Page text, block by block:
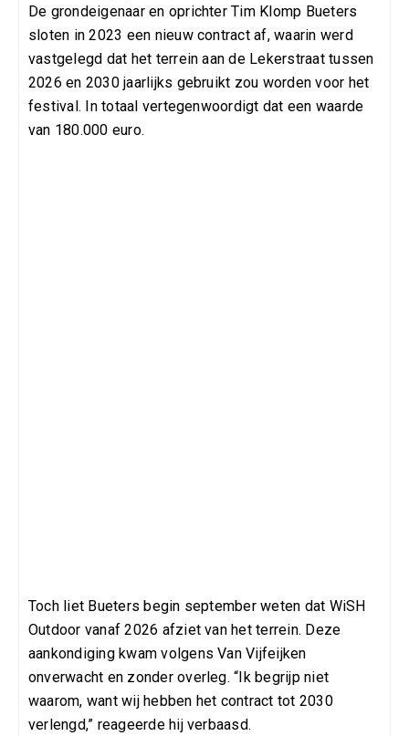
De grondeigenaar en oprichter Tim Klomp Bueters
sloten in 2023 een nieuw contract af, waarin werd
vastgelegd dat het terrein aan de Lekerstraat tussen
2026 en 2030 jaarlijks gebruikt zou worden voor het
festival. In totaal vertegenwoordigt dat een waarde
van 180.000 euro.
Toch liet Bueters begin september weten dat WiSH
Outdoor vanaf 2026 afziet van het terrein. Deze
aankondiging kwam volgens Van Vijfeijken
onverwacht en zonder overleg. “Ik begrijp niet
waarom, want wij hebben het contract tot 2030
verlengd,” reageerde hij verbaasd.